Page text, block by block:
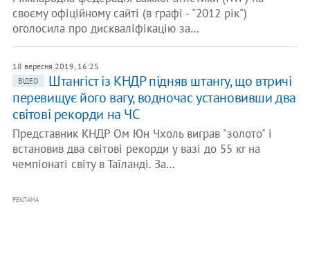
своєму офіційному сайті (в графі - "2012 рік")
оголосила про дискваліфікацію за…
18 вересня 2019, 16:25
ВІДЕО
Штангіст із КНДР підняв штангу, що втричі
перевищує його вагу, водночас установивши два
світові рекорди на ЧС
Представник КНДР Ом Юн Чхоль виграв "золото" і
встановив два світові рекорди у вазі до 55 кг на
чемпіонаті світу в Таїланді. За…
РЕКЛАМА